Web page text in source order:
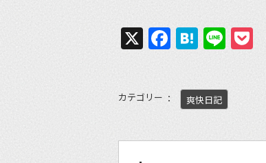
X Facebook
Hatena
Line
カテゴリー 爽快日記